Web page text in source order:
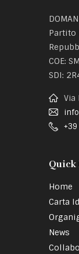
Partito
COE:
SDI:
Via
Quick
Home
Carta
News